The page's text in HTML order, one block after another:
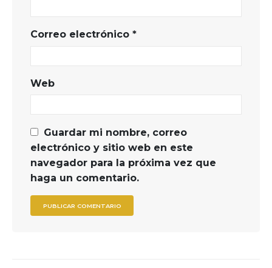
Correo electrónico *
Web
Guardar mi nombre, correo
electrónico y sitio web en este
navegador para la próxima vez que
haga un comentario.